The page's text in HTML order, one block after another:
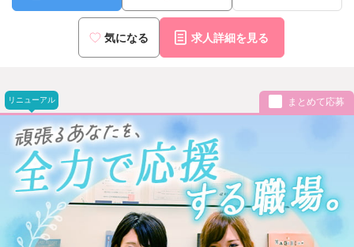
気になる 求人詳細を見る
リニューアル まとめて応募